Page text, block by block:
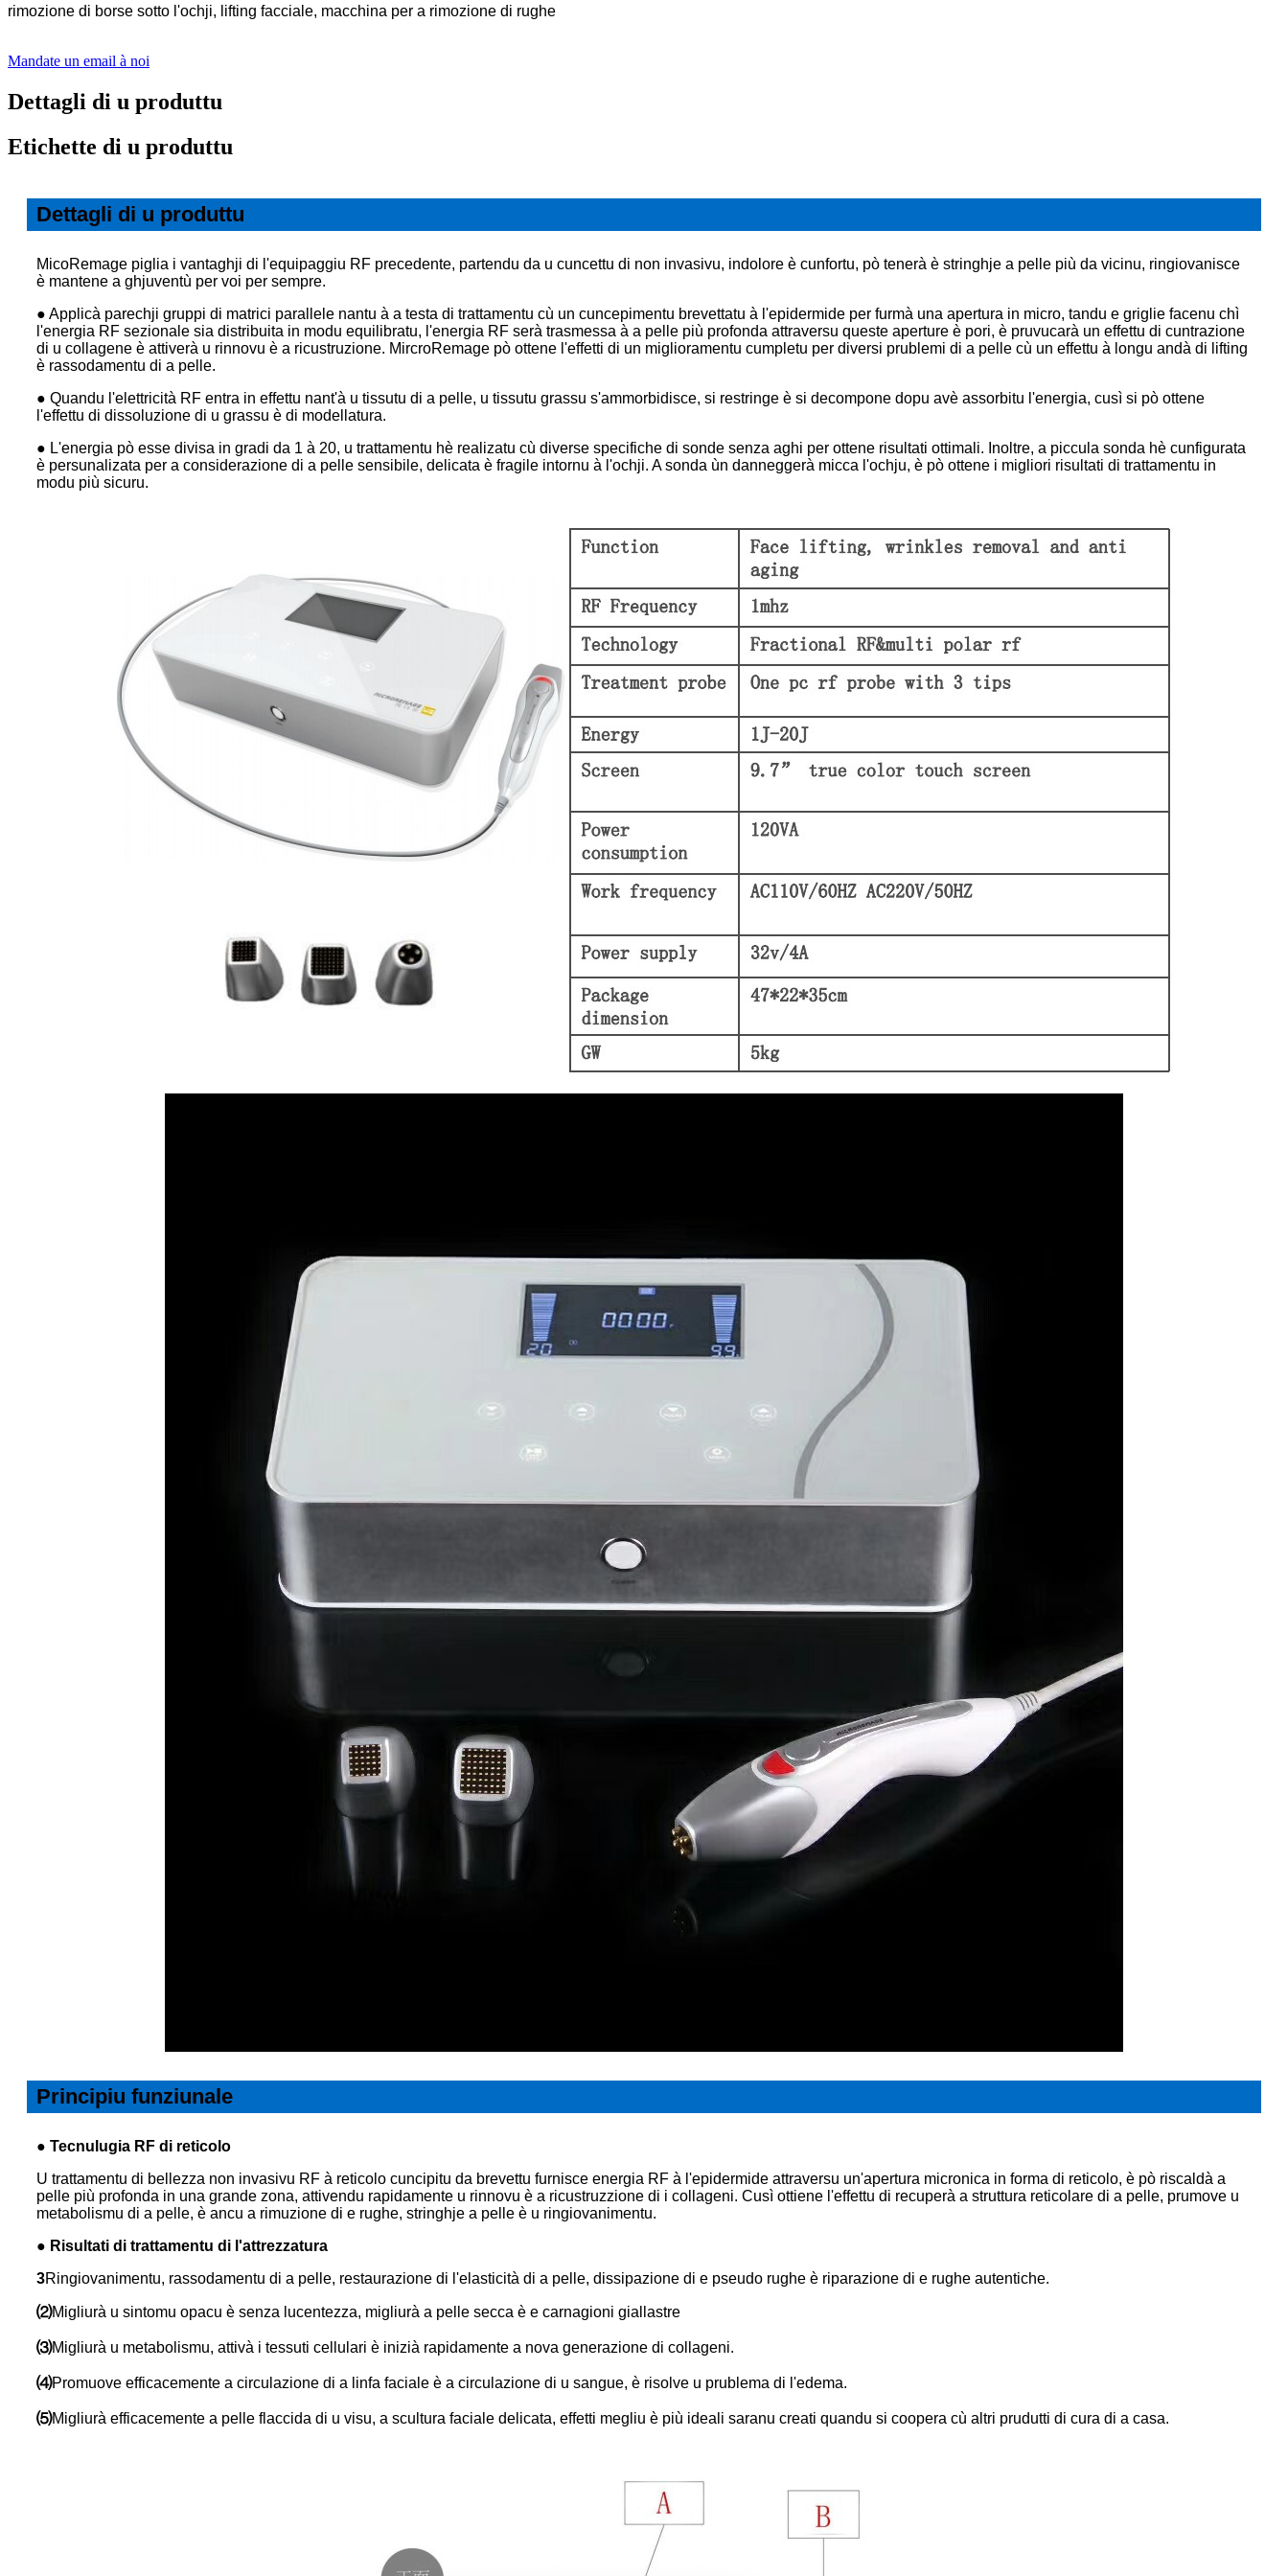
rimozione di borse sotto l'ochji, lifting facciale, macchina per a rimozione di rughe
Mandate un email à noi
Dettagli di u produttu
Etichette di u produttu
Dettagli di u produttu
MicoRemage piglia i vantaghji di l'equipaggiu RF precedente, partendu da u cuncettu di non invasivu, indolore è cunfortu, pò tenerà è stringhje a pelle più da vicinu, ringiovanisce
è mantene a ghjuventù per voi per sempre.
● Applicà parechji gruppi di matrici parallele nantu à a testa di trattamentu cù un cuncepimentu brevettatu à l'epidermide per furmà una apertura in micro, tandu e griglie facenu chì
l'energia RF sezionale sia distribuita in modu equilibratu, l'energia RF serà trasmessa à a pelle più profonda attraversu queste aperture è pori, è pruvucarà un effettu di cuntrazione
di u collagene è attiverà u rinnovu è a ricustruzione. MircroRemage pò ottene l'effetti di un miglioramentu cumpletu per diversi prublemi di a pelle cù un effettu à longu andà di lifting
è rassodamentu di a pelle.
● Quandu l'elettricità RF entra in effettu nant'à u tissutu di a pelle, u tissutu grassu s'ammorbidisce, si restringe è si decompone dopu avè assorbitu l'energia, cusì si pò ottene
l'effettu di dissoluzione di u grassu è di modellatura.
● L'energia pò esse divisa in gradi da 1 à 20, u trattamentu hè realizatu cù diverse specifiche di sonde senza aghi per ottene risultati ottimali. Inoltre, a piccula sonda hè cunfigurata
è persunalizata per a considerazione di a pelle sensibile, delicata è fragile intornu à l'ochji. A sonda ùn danneggerà micca l'ochju, è pò ottene i migliori risultati di trattamentu in
modu più sicuru.
Principiu funziunale
● Tecnulugia RF di reticolo
U trattamentu di bellezza non invasivu RF à reticolo cuncipitu da brevettu furnisce energia RF à l'epidermide attraversu un'apertura micronica in forma di reticolo, è pò riscaldà a
pelle più profonda in una grande zona, attivendu rapidamente u rinnovu è a ricustruzzione di i collageni. Cusì ottiene l'effettu di recuperà a struttura reticolare di a pelle, prumove u
metabolismu di a pelle, è ancu a rimuzione di e rughe, stringhje a pelle è u ringiovanimentu.
● Risultati di trattamentu di l'attrezzatura
3Ringiovanimentu, rassodamentu di a pelle, restaurazione di l'elasticità di a pelle, dissipazione di e pseudo rughe è riparazione di e rughe autentiche.
⑵Migliurà u sintomu opacu è senza lucentezza, migliurà a pelle secca è e carnagioni giallastre
⑶Migliurà u metabolismu, attivà i tessuti cellulari è inizià rapidamente a nova generazione di collageni.
⑷Promuove efficacemente a circulazione di a linfa faciale è a circulazione di u sangue, è risolve u prublema di l'edema.
⑸Migliurà efficacemente a pelle flaccida di u visu, a scultura faciale delicata, effetti megliu è più ideali saranu creati quandu si coopera cù altri prudutti di cura di a casa.